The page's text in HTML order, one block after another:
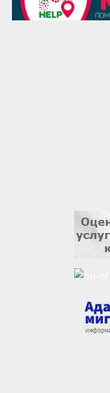
Надежда Рослова